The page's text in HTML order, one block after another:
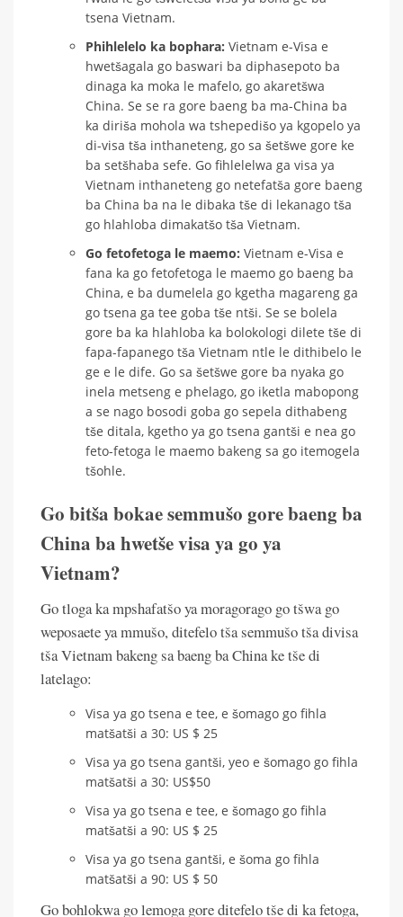
tsena Vietnam.
Phihlelelo ka bophara: Vietnam e-Visa e
hwetšagala go baswari ba diphasepoto ba
dinaga ka moka le mafelo, go akaretšwa
China. Se se ra gore baeng ba ma-China ba
ka diriša mohola wa tshepedišo ya kgopelo ya
di-visa tša inthaneteng, go sa šetšwe gore ke
ba setšhaba sefe. Go fihlelelwa ga visa ya
Vietnam inthaneteng go netefatša gore baeng
ba China ba na le dibaka tše di lekanago tša
go hlahloba dimakatšo tša Vietnam.
Go fetofetoga le maemo: Vietnam e-Visa e
fana ka go fetofetoga le maemo go baeng ba
China, e ba dumelela go kgetha magareng ga
go tsena ga tee goba tše ntši. Se se bolela
gore ba ka hlahloba ka bolokologi dilete tše di
fapa-fapanego tša Vietnam ntle le dithibelo le
ge e le dife. Go sa šetšwe gore ba nyaka go
inela metseng e phelago, go iketla mabopong
a se nago bosodi goba go sepela dithabeng
tše ditala, kgetho ya go tsena gantši e nea go
feto-fetoga le maemo bakeng sa go itemogela
tšohle.
Go bitša bokae semmušo gore baeng ba
China ba hwetše visa ya go ya
Vietnam?
Go tloga ka mpshafatšo ya moragorago go tšwa go
weposaete ya mmušo, ditefelo tša semmušo tša divisa
tša Vietnam bakeng sa baeng ba China ke tše di
latelago:
Visa ya go tsena e tee, e šomago go fihla
matšatši a 30: US $ 25
Visa ya go tsena gantši, yeo e šomago go fihla
matšatši a 30: US$50
Visa ya go tsena e tee, e šomago go fihla
matšatši a 90: US $ 25
Visa ya go tsena gantši, e šoma go fihla
matšatši a 90: US $ 50
Go bohlokwa go lemoga gore ditefelo tše di ka fetoga,